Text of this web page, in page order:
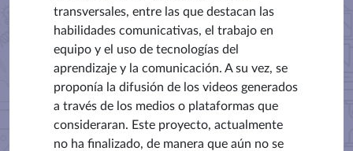
transversales, entre las que destacan las
habilidades comunicativas, el trabajo en
equipo y el uso de tecnologías del
aprendizaje y la comunicación. A su vez, se
proponía la difusión de los videos generados
a través de los medios o plataformas que
consideraran. Este proyecto, actualmente
no ha finalizado, de manera que aún no se